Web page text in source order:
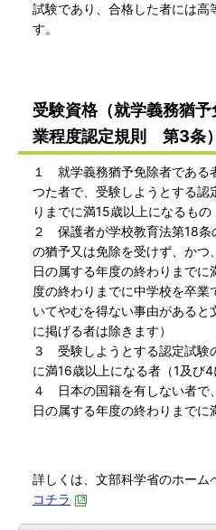
試験であり、合格した者には高
す。
受験資格（就学義務猶
業程度認定規則 第3条）
１ 就学義務猶予免除者である
つた者で、受験しようとする認
りまでに満15歳以上になるもの
２ 保護者が学校教育法第18条
の猶予又は免除を受けず、か
日の属する年度の終わりまで
度の終わりまでに中学校を卒
いてやむを得ない事由がある
に掲げる者は除きます）
３ 受験しようとする認定試験
に満16歳以上になる者（1及び4
４ 日本の国籍を有しない者で
日の属する年度の終わりまで
詳しくは、文部科学省のホー
コチラ